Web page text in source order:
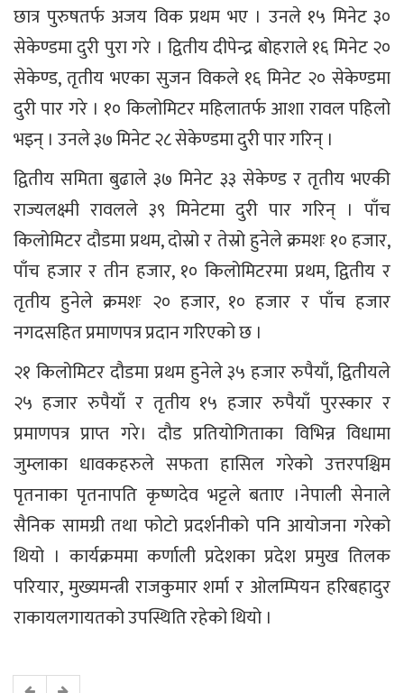
छात्र पुरुषतर्फ अजय विक प्रथम भए । उनले १५ मिनेट ३०
सेकेण्डमा दुरी पुरा गरे । द्वितीय दीपेन्द्र बोहराले १६ मिनेट २०
सेकेण्ड, तृतीय भएका सुजन विकले १६ मिनेट २० सेकेण्डमा
दुरी पार गरे । १० किलोमिटर महिलातर्फ आशा रावल पहिलो
भइन् । उनले ३७ मिनेट २८ सेकेण्डमा दुरी पार गरिन् ।
द्वितीय समिता बुढाले ३७ मिनेट ३३ सेकेण्ड र तृतीय भएकी
राज्यलक्ष्मी रावलले ३९ मिनेटमा दुरी पार गरिन् । पाँच
किलोमिटर दौडमा प्रथम, दोस्रो र तेस्रो हुनेले क्रमशः १० हजार,
पाँच हजार र तीन हजार, १० किलोमिटरमा प्रथम, द्वितीय र
तृतीय हुनेले क्रमशः २० हजार, १० हजार र पाँच हजार
नगदसहित प्रमाणपत्र प्रदान गरिएको छ ।
२१ किलोमिटर दौडमा प्रथम हुनेले ३५ हजार रुपैयाँ, द्वितीयले
२५ हजार रुपैयाँ र तृतीय १५ हजार रुपैयाँ पुरस्कार र
प्रमाणपत्र प्राप्त गरे। दौड प्रतियोगिताका विभिन्न विधामा
जुम्लाका धावकहरुले सफता हासिल गरेको उत्तरपश्चिम
पृतनाका पृतनापति कृष्णदेव भट्टले बताए ।नेपाली सेनाले
सैनिक सामग्री तथा फोटो प्रदर्शनीको पनि आयोजना गरेको
थियो । कार्यक्रममा कर्णाली प्रदेशका प्रदेश प्रमुख तिलक
परियार, मुख्यमन्त्री राजकुमार शर्मा र ओलम्पियन हरिबहादुर
राकायलगायतको उपस्थिति रहेको थियो ।